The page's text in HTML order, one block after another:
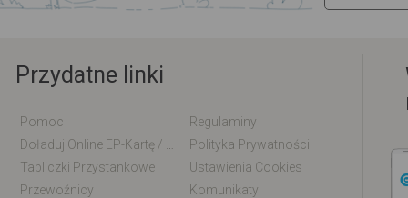
Przydatne linki
Pomoc
Regulaminy
Polityka Prywatności
Tabliczki Przystankowe
Ustawienia Cookies
Przewoźnicy
Komunikaty